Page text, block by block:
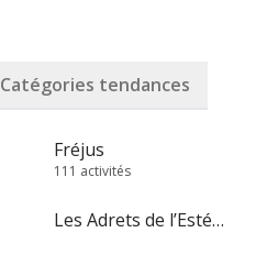
Catégories tendances
Fréjus
111 activités
Les Adrets de l’Estérel